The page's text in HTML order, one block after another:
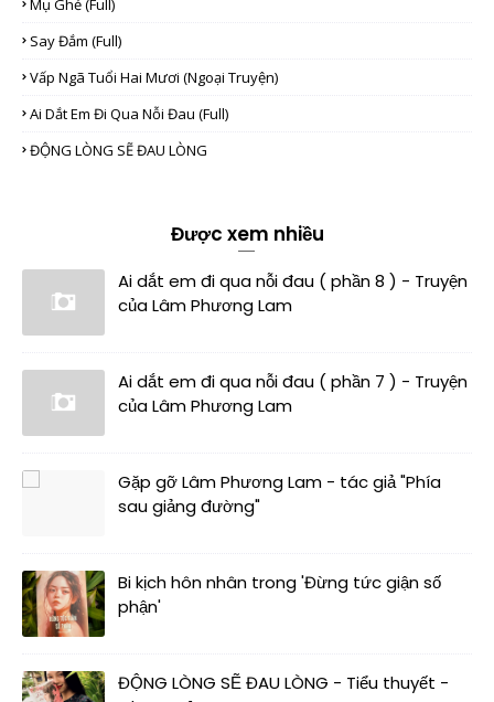
Mụ Ghẻ (full)
Say Đắm (full)
Vấp Ngã Tuổi Hai Mươi (Ngoại Truyện)
Ai Dắt Em Đi Qua Nỗi Đau (full)
ĐỘNG LÒNG SẼ ĐAU LÒNG
Được xem nhiều
Ai dắt em đi qua nỗi đau ( phần 8 ) - Truyện
của Lâm Phương Lam
Ai dắt em đi qua nỗi đau ( phần 7 ) - Truyện
của Lâm Phương Lam
Gặp gỡ Lâm Phương Lam - tác giả "Phía
sau giảng đường"
Bi kịch hôn nhân trong 'Đừng tức giận số
phận'
ĐỘNG LÒNG SẼ ĐAU LÒNG - Tiểu thuyết -